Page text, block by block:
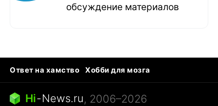
обсуждение материалов
Ответ на хамство
Хобби для мозга
Бензин 100 и 95
Тунцы в океанариуме
Следующая пандемия
Hi-News.ru, 2006–2026